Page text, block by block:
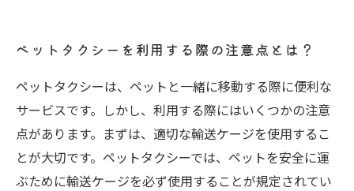
ペットタクシーを利用する際の注意点とは？
ペットタクシーは、ペットと一緒に移動する際に便利な
サービスです。しかし、利用する際にはいくつかの注意
点があります。まずは、適切な輸送ケージを使用するこ
とが大切です。ペットタクシーでは、ペットを安全に運
ぶために輸送ケージを必ず使用することが規定されてい